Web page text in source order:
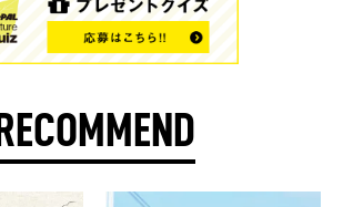
RECOMMEND